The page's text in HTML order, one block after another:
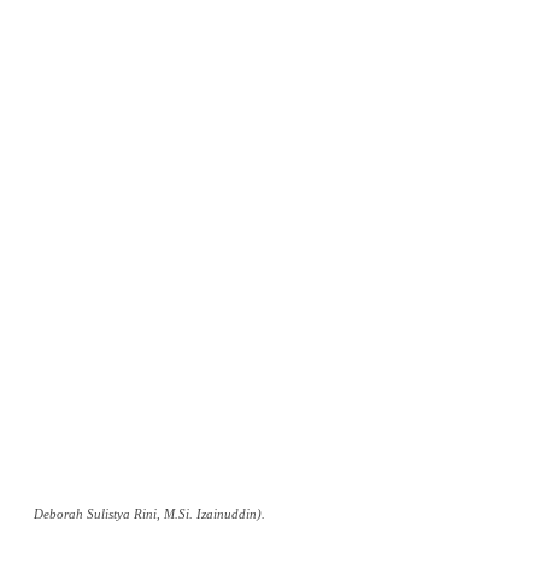
Deborah Sulistya Rini, M.Si. Izainuddin).